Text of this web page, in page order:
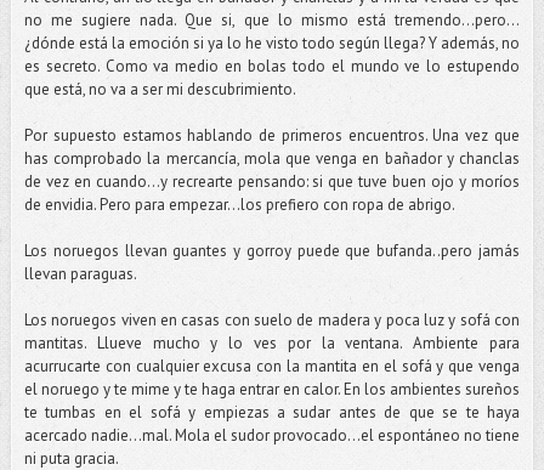
no me sugiere nada. Que si, que lo mismo está tremendo...pero...
¿dónde está la emoción si ya lo he visto todo según llega? Y además, no
es secreto. Como va medio en bolas todo el mundo ve lo estupendo
que está, no va a ser mi descubrimiento.
Por supuesto estamos hablando de primeros encuentros. Una vez que
has comprobado la mercancía, mola que venga en bañador y chanclas
de vez en cuando…y recrearte pensando: si que tuve buen ojo y moríos
de envidia. Pero para empezar...los prefiero con ropa de abrigo.
Los noruegos llevan guantes y gorroy puede que bufanda..pero jamás
llevan paraguas.
Los noruegos viven en casas con suelo de madera y poca luz y sofá con
mantitas. Llueve mucho y lo ves por la ventana. Ambiente para
acurrucarte con cualquier excusa con la mantita en el sofá y que venga
el noruego y te mime y te haga entrar en calor. En los ambientes sureños
te tumbas en el sofá y empiezas a sudar antes de que se te haya
acercado nadie...mal. Mola el sudor provocado…el espontáneo no tiene
ni puta gracia.